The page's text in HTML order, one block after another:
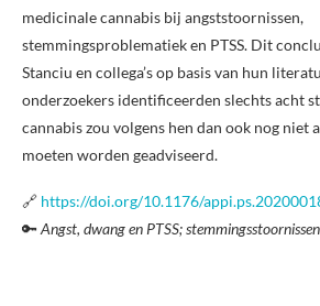
medicinale cannabis bij angststoornissen,
stemmingsproblematiek en PTSS. Dit
Stanciu en collega’s op basis van hun
onderzoekers identificeerden slechts acht
cannabis zou volgens hen dan ook nog niet
moeten worden geadviseerd.
🔗 https://doi.org/10.1176/
🔑Angst, dwang en PTSS; stemmingsstoornissen